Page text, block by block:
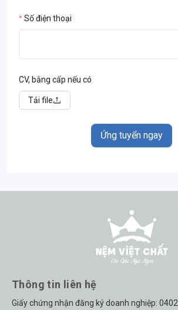
Số điện thoại
CV, bằng cấp nếu có
Tải file
Ứng tuyển ngay
Thông tin liên hệ
Giấy chứng nhận đăng ký doanh nghiệp: